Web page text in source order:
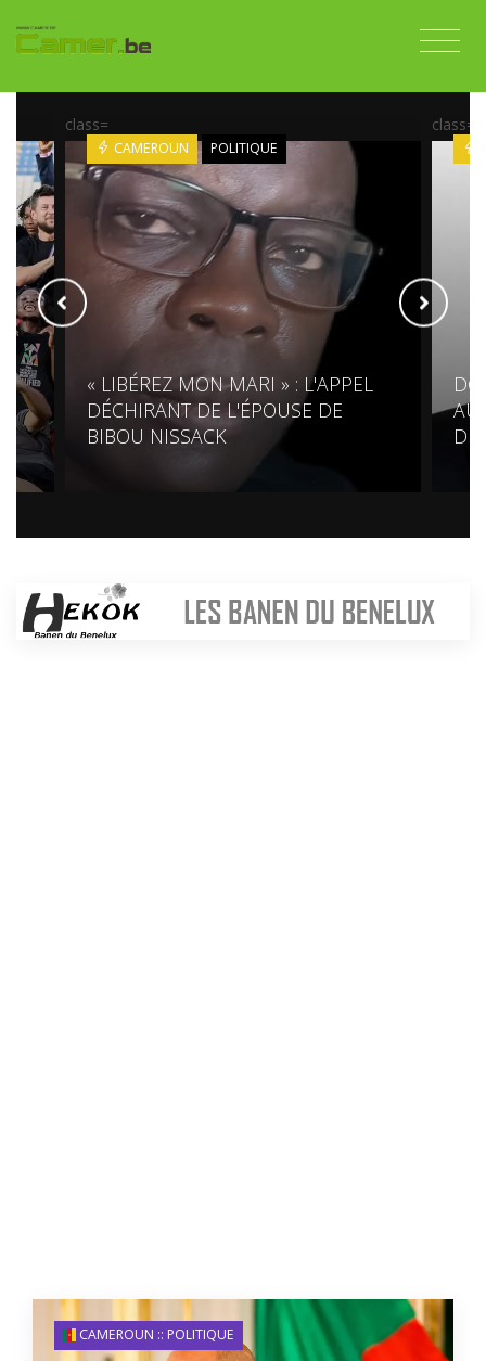
class=
CAMEROUN POLITIQUE
« LIBÉREZ MON MARI » : L'APPEL
DÉCHIRANT DE L'ÉPOUSE DE
BIBOU NISSACK
class=
CAMEROUN :: POLITIQUE